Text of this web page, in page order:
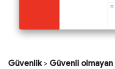
Güvenlik> Güvenli